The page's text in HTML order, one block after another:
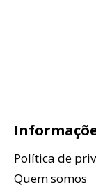
Política de
Quem somos